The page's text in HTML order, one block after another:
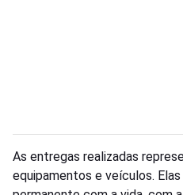
As entregas realizadas
equipamentos e veículos.